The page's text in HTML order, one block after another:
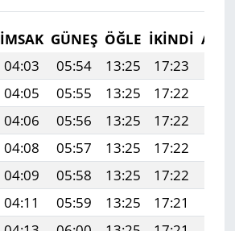
İMSAK GÜNEŞ ÖĞLE İKINDI
04:03 05:54 13:25 17:23
04:05 05:55 13:25 17:22
04:06 05:56 13:25 17:22
04:08 05:57 13:25 17:22
04:09 05:58 13:25 17:22
04:11 05:59 13:25 17:21